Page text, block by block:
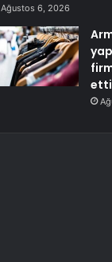
Ağustos 6, 2026
etti